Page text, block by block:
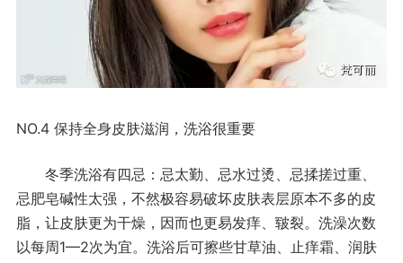
NO.4 保持全身皮肤滋润，洗浴很重要
冬季洗浴有四忌：忌太勤、忌水过烫、忌揉搓过重、
忌肥皂碱性太强，不然极容易破坏皮肤表层原本不多的皮
脂，让皮肤更为干燥，因而也更易发痒、皲裂。洗澡次数
以每周 1—2次为宜。洗浴后可擦些甘草油、止痒霜、润肤